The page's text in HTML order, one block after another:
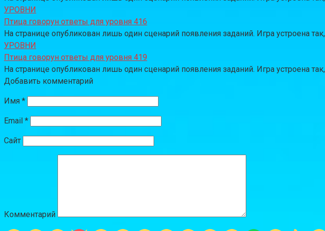
УРОВНИ
Птица говорун ответы для уровня 416
На странице опубликован лишь один сценарий появления заданий. Игра устроена
УРОВНИ
Птица говорун ответы для уровня 419
На странице опубликован лишь один сценарий появления заданий. Игра устроена
Добавить комментарий
Имя *
Email *
Сайт
Комментарий